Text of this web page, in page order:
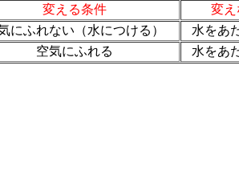
変える条件
変
にふれない（水につける）
水をあ
空気にふれる 水をあ